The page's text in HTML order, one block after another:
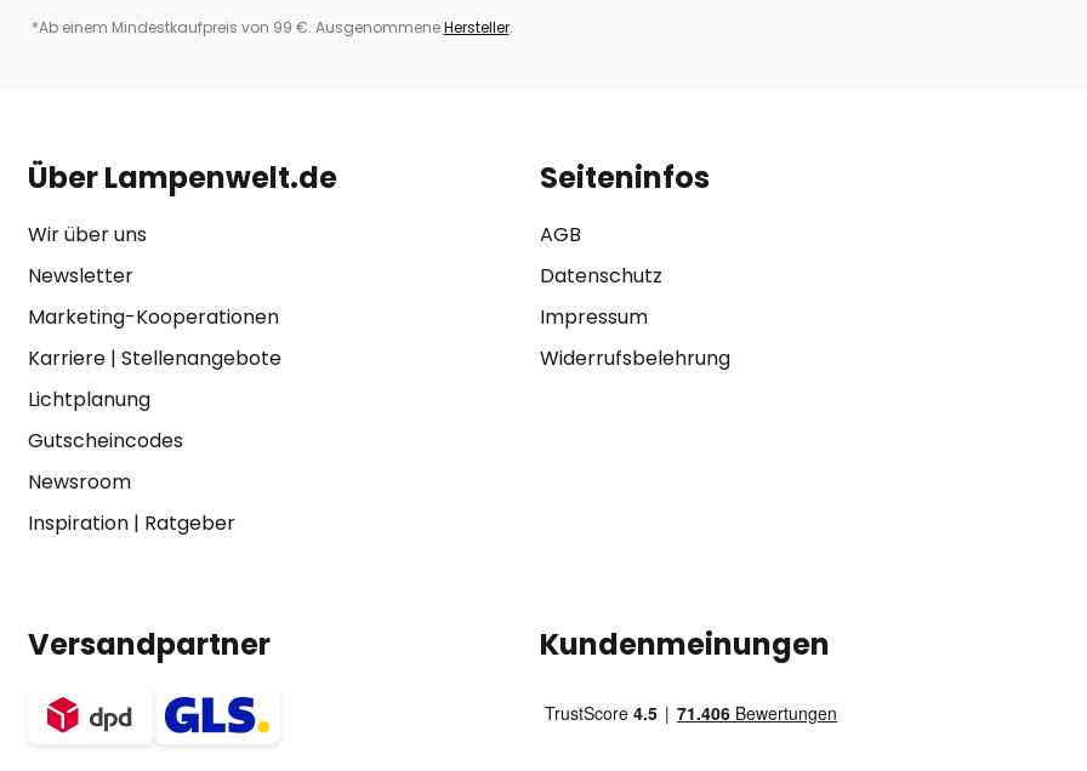
*Ab einem Mindestkaufpreis von 99 €. AusgenommeneHersteller.
Über Lampenwelt.de
Wir über uns
Newsletter
Marketing-Kooperationen
Karriere| Stellenangebote
Lichtplanung
Gutscheincodes
Newsroom
Inspiration| Ratgeber
Seiteninfos
AGB
Datenschutz
Impressum
Widerrufsbelehrung
Versandpartner Kundenmeinungen